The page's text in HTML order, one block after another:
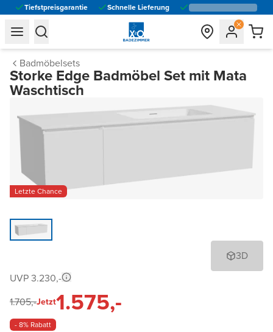
Tiefstpreisgarantie Schnelle Lieferung
general.navigation.toggle_menu.label
general.navigation.toggle_menu.label
Badmöbelsets
Storke Edge Badmöbel Set mit Mata
Waschtisch
Letzte Chance
3D
UVP 3.230,-
1.705,-Jetzt1.575,-
- 8% Rabatt